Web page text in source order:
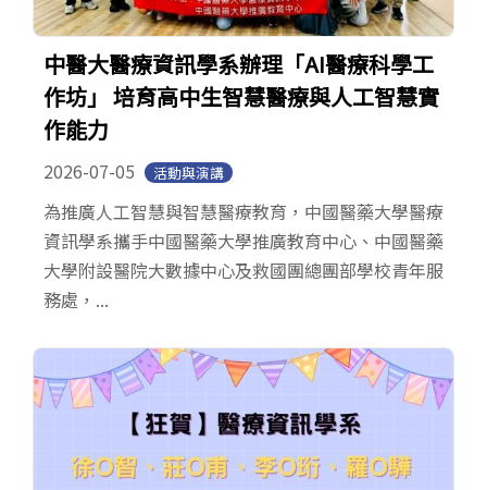
中醫大醫療資訊學系辦理「AI醫療科學工
作坊」 培育高中生智慧醫療與人工智慧實
作能力
2026-07-05 活動與演講
為推廣人工智慧與智慧醫療教育，中國醫藥大學醫療
資訊學系攜手中國醫藥大學推廣教育中心、中國醫藥
大學附設醫院大數據中心及救國團總團部學校青年服
務處，...